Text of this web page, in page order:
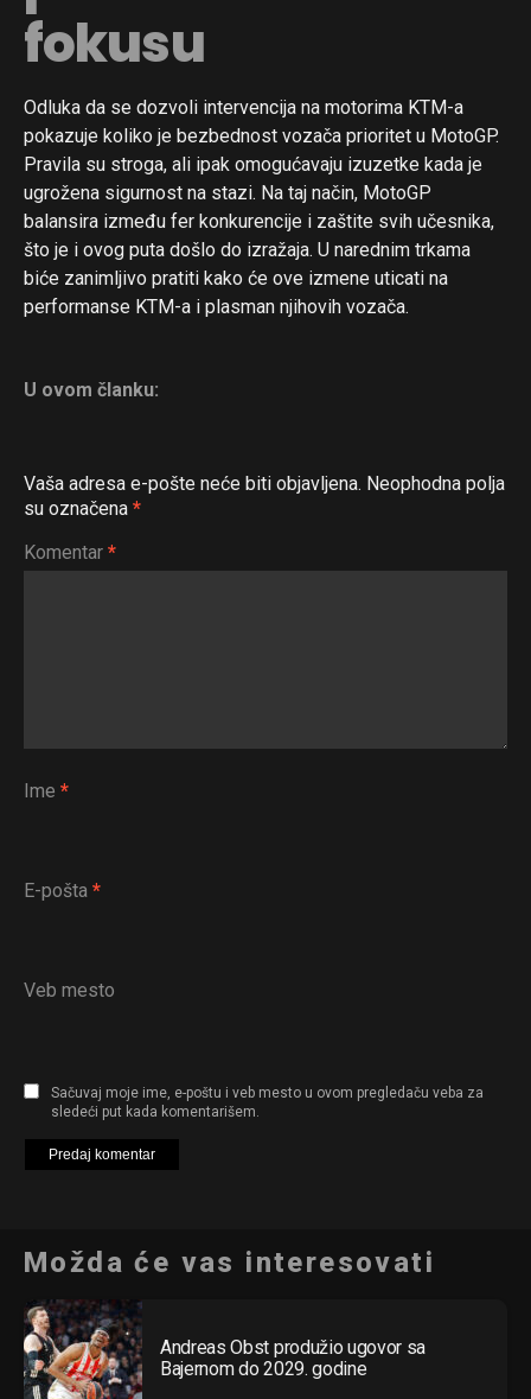
fokusu
Odluka da se dozvoli intervencija na motorima KTM-a
pokazuje koliko je bezbednost vozača prioritet u MotoGP.
Pravila su stroga, ali ipak omogućavaju izuzetke kada je
ugrožena sigurnost na stazi. Na taj način, MotoGP
balansira između fer konkurencije i zaštite svih učesnika,
što je i ovog puta došlo do izražaja. U narednim trkama
biće zanimljivo pratiti kako će ove izmene uticati na
performanse KTM-a i plasman njihovih vozača.
U ovom članku:
Vaša adresa e-pošte neće biti objavljena. Neophodna polja
su označena *
Komentar *
Ime *
E-pošta *
Veb mesto
Sačuvaj moje ime, e-poštu i veb mesto u ovom pregledaču veba za
sledeći put kada komentarišem.
Možda će vas interesovati
Andreas Obst produžio ugovor sa
Bajernom do 2029. godine